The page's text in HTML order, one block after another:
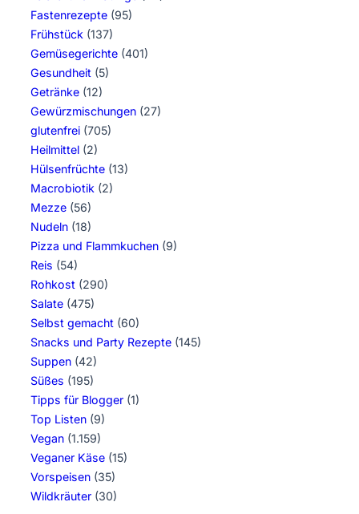
Fastenrezepte (95)
Frühstück (137)
Gemüsegerichte (401)
Gesundheit (5)
Getränke (12)
Gewürzmischungen (27)
glutenfrei (705)
Heilmittel (2)
Hülsenfrüchte (13)
Macrobiotik (2)
Mezze (56)
Nudeln (18)
Pizza und Flammkuchen (9)
Reis (54)
Rohkost (290)
Salate (475)
Selbst gemacht (60)
Snacks und Party Rezepte (145)
Suppen (42)
Süßes (195)
Tipps für Blogger (1)
Top Listen (9)
Vegan (1.159)
Veganer Käse (15)
Vorspeisen (35)
Wildkräuter (30)